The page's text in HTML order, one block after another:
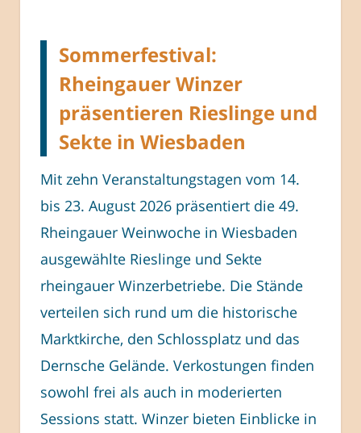
Sommerfestival:
Rheingauer Winzer
präsentieren Rieslinge und
Sekte in Wiesbaden
Mit zehn Veranstaltungstagen vom 14.
bis 23. August 2026 präsentiert die 49.
Rheingauer Weinwoche in Wiesbaden
ausgewählte Rieslinge und Sekte
rheingauer Winzerbetriebe. Die Stände
verteilen sich rund um die historische
Marktkirche, den Schlossplatz und das
Dernsche Gelände. Verkostungen finden
sowohl frei als auch in moderierten
Sessions statt. Winzer bieten Einblicke in